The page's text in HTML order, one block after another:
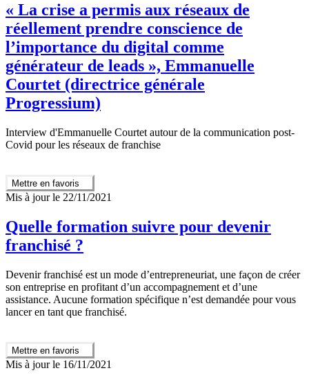
« La crise a permis aux réseaux de
réellement prendre conscience de
l’importance du digital comme
générateur de leads », Emmanuelle
Courtet (directrice générale
Progressium)
Interview d'Emmanuelle Courtet autour de la communication post-
Covid pour les réseaux de franchise
Mettre en favoris
Mis à jour le 22/11/2021
Quelle formation suivre pour devenir
franchisé ?
Devenir franchisé est un mode d’entrepreneuriat, une façon de créer
son entreprise en profitant d’un accompagnement et d’une
assistance. Aucune formation spécifique n’est demandée pour vous
lancer en tant que franchisé.
Mettre en favoris
Mis à jour le 16/11/2021